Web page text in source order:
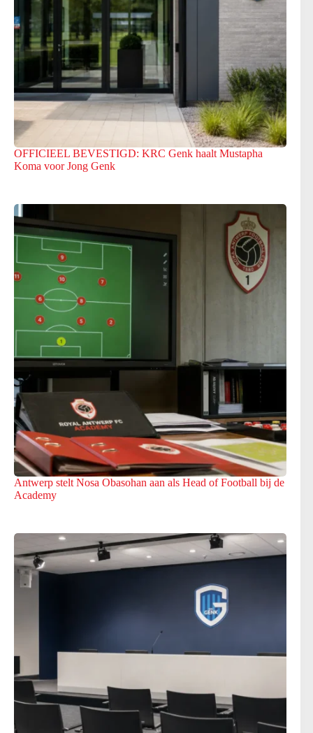
OFFICIEEL BEVESTIGD: KRC Genk haalt Mustapha
Koma voor Jong Genk
Antwerp stelt Nosa Obasohan aan als Head of Football bij de
Academy